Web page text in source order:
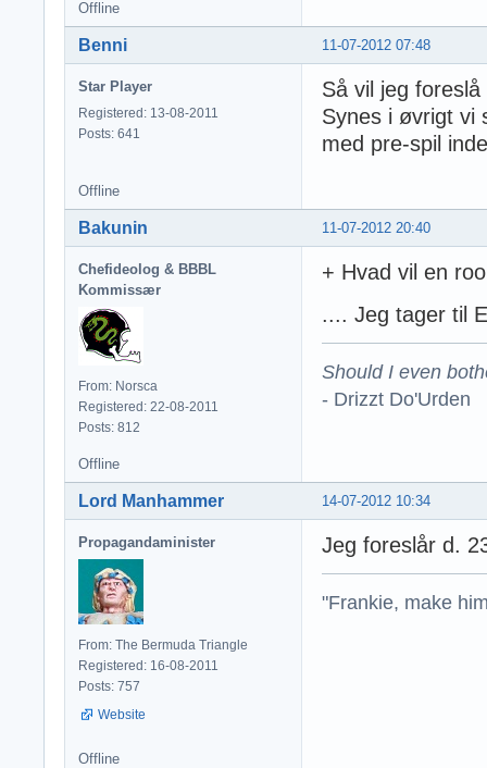
Offline
11-07-2012 07:48
Benni
Star Player
Registered: 13-08-2011
Posts: 641
Så vil jeg
Synes i øvrigt vi
med pre-spil
Offline
11-07-2012 20:40
Bakunin
Chefideolog & BBBL
Kommissær
From: Norsca
Registered: 22-08-2011
Posts: 812
+ Hvad vil en
.... Jeg tager til
Should I even
- Drizzt Do'Urden
Offline
14-07-2012 10:34
Lord Manhammer
Propagandaminister
From: The Bermuda Triangle
Registered: 16-08-2011
Posts: 757
Website
Jeg foreslår d.
"Frankie, make
Offline